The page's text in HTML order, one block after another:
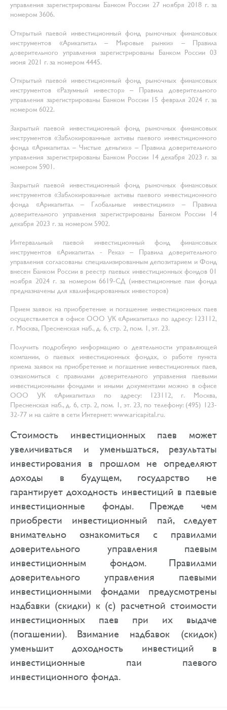
управления зарегистрированы Банком России 27 ноября 2018 г. за
номером 3606.
Открытый паевой инвестиционный фонд рыночных финансовых
инструментов «Арикапитал – Мировые рынки» – Правила
доверительного управления зарегистрированы Банком России 03
июня 2021 г. за номером 4445.
Открытый паевой инвестиционный фонд рыночных финансовых
инструментов «Разумный инвестор» – Правила доверительного
управления зарегистрированы Банком России 15 февраля 2024 г. за
номером 6022.
Закрытый паевой инвестиционный фонд рыночных финансовых
инструментов «Заблокированные активы паевого инвестиционного
фонда «Арикапитал – Чистые деньги»» – Правила доверительного
управления зарегистрированы Банком России 14 декабря 2023 г. за
номером 5901.
Закрытый паевой инвестиционный фонд рыночных финансовых
инструментов «Заблокированные активы паевого инвестиционного
фонда «Арикапитал – Глобальные инвестиции»» – Правила
доверительного управления зарегистрированы Банком России 14
декабря 2023 г. за номером 5902.
Интервальный паевой инвестиционный фонд финансовых
инструментов «Арикапитал - Река» – Правила доверительного
управления согласованы специализированным депозитарием и Фонд
внесен Банком России в реестр паевых инвестиционных фондов 01
ноября 2024 г. за номером 6619-СД (инвестиционные паи фонда
предназначены для квалифицированных инвесторов)
Прием заявок на приобретение и погашение инвестиционных паев
осуществляется в офисе ООО УК «Арикапитал» по адресу: 123112,
г. Москва, Пресненская наб., д. 6, стр. 2, пом. 1, эт. 23.
Получить подробную информацию о деятельности управляющей
компании, о паевых инвестиционных фондах, о работе пункта
приема заявок на приобретение и погашение инвестиционных паев,
ознакомиться с правилами доверительного управления паевыми
инвестиционными фондами и иными документами можно в офисе
ООО УК «Арикапитал» по адресу: 123112, г. Москва,
Пресненская наб., д. 6, стр. 2, пом. 1, эт. 23, по телефону: (495) 123-
32-77 и на сайте в сети Интернет: www.aricapital.ru.
Стоимость инвестиционных паев может
увеличиваться и уменьшаться, результаты
инвестирования в прошлом не определяют
доходы в будущем, государство не
гарантирует доходность инвестиций в паевые
инвестиционные фонды. Прежде чем
приобрести инвестиционный пай, следует
внимательно ознакомиться с правилами
доверительного управления паевым
инвестиционным фондом. Правилами
доверительного управления паевыми
инвестиционными фондами предусмотрены
надбавки (скидки) к (с) расчетной стоимости
инвестиционных паев при их выдаче
(погашении). Взимание надбавок (скидок)
уменьшит доходность инвестиций в
инвестиционные паи паевого
инвестиционного фонда.